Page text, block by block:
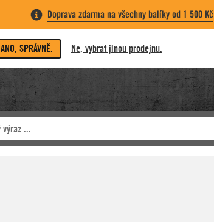
Doprava zdarma na všechny balíky od 1 500 Kč
ANO, SPRÁVNĚ. Ne, vybrat jinou prodejnu.